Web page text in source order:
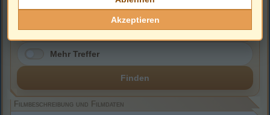
Mehr Treffer
Finden
Filmbeschreibung und Filmdaten
Akzeptieren